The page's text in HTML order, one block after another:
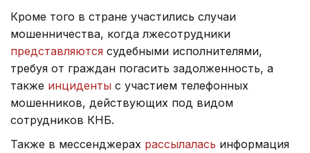
Кроме того в стране участились случаи
мошенничества, когда лжесотрудники
представляются судебными исполнителями,
требуя от граждан погасить задолженность, а
также инциденты с участием телефонных
мошенников, действующих под видом
сотрудников КНБ.
Также в мессенджерах рассылалась информация